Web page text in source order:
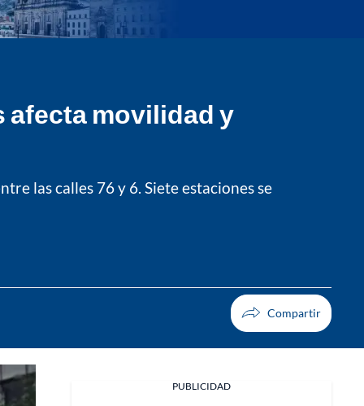
afecta movilidad y
las calles 76 y 6. Siete estaciones se
PUBLICIDAD